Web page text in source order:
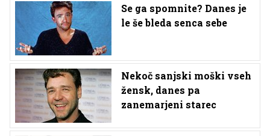
Se ga spomnite? Danes je
le še bleda senca sebe
Nekoč sanjski moški vseh
žensk, danes pa
zanemarjeni starec